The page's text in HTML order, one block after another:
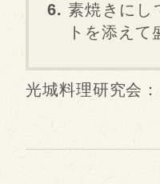
素焼きにし
トを添えて
光城料理研究会